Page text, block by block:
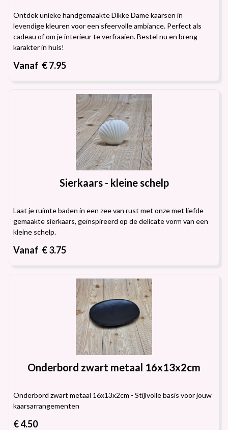
Ontdek unieke handgemaakte Dikke Dame kaarsen in
levendige kleuren voor een sfeervolle ambiance. Perfect als
cadeau of om je interieur te verfraaien. Bestel nu en breng
karakter in huis!
Vanaf € 7.95
Sierkaars - kleine schelp
Laat je ruimte baden in een zee van rust met onze met liefde
gemaakte sierkaars, geïnspireerd op de delicate vorm van een
kleine schelp.
Vanaf € 3.75
Onderbord zwart metaal 16x13x2cm
Onderbord zwart metaal 16x13x2cm - Stijlvolle basis voor jouw
kaarsarrangementen
€ 4.50